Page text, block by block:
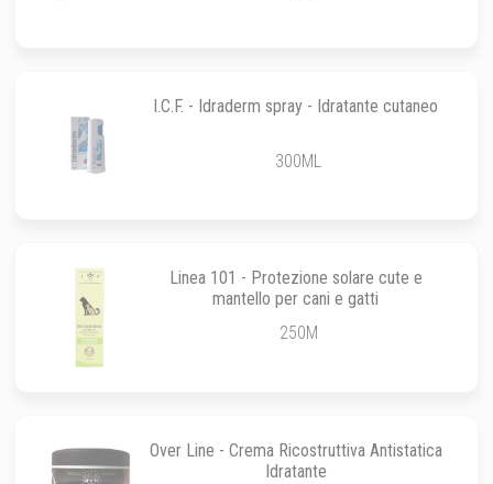
I.C.F. - Idraderm spray - Idratante cutaneo
300ML
Linea 101 - Protezione solare cute e
mantello per cani e gatti
250M
Over Line - Crema Ricostruttiva Antistatica
Idratante